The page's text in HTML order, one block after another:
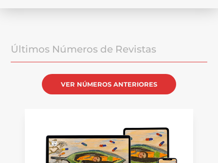
Últimos Números de Revistas
VER NÚMEROS ANTERIORES